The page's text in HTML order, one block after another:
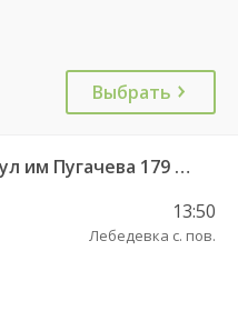
Выбрать
Саратов АВ Центральный ул им Пугачева 179 А — Красный Кут (ул Рабочая 125 А) 622
13:50
Лебедевка с. пов.